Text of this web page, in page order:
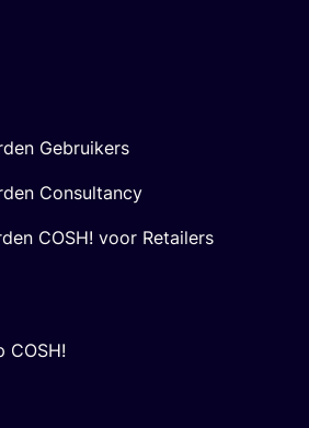
Gebruikers
Consultancy
COSH! voor Retailers
COSH!